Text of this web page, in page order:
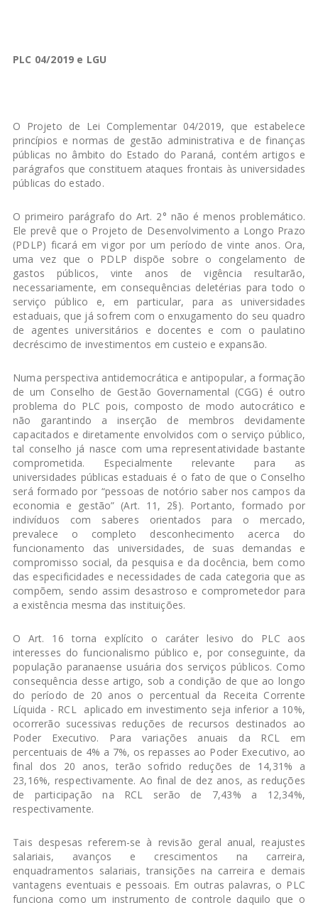
PLC 04/2019 e LGU
O Projeto de Lei Complementar 04/2019, que estabelece
princípios e normas de gestão administrativa e de finanças
públicas no âmbito do Estado do Paraná, contém artigos e
parágrafos que constituem ataques frontais às universidades
públicas do estado.
O primeiro parágrafo do Art. 2° não é menos problemático.
Ele prevê que o Projeto de Desenvolvimento a Longo Prazo
(PDLP) ficará em vigor por um período de vinte anos. Ora,
uma vez que o PDLP dispõe sobre o congelamento de
gastos públicos, vinte anos de vigência resultarão,
necessariamente, em consequências deletérias para todo o
serviço público e, em particular, para as universidades
estaduais, que já sofrem com o enxugamento do seu quadro
de agentes universitários e docentes e com o paulatino
decréscimo de investimentos em custeio e expansão.
Numa perspectiva antidemocrática e antipopular, a formação
de um Conselho de Gestão Governamental (CGG) é outro
problema do PLC pois, composto de modo autocrático e
não garantindo a inserção de membros devidamente
capacitados e diretamente envolvidos com o serviço público,
tal conselho já nasce com uma representatividade bastante
comprometida. Especialmente relevante para as
universidades públicas estaduais é o fato de que o Conselho
será formado por “pessoas de notório saber nos campos da
economia e gestão” (Art. 11, 2§). Portanto, formado por
indivíduos com saberes orientados para o mercado,
prevalece o completo desconhecimento acerca do
funcionamento das universidades, de suas demandas e
compromisso social, da pesquisa e da docência, bem como
das especificidades e necessidades de cada categoria que as
compõem, sendo assim desastroso e comprometedor para
a existência mesma das instituições.
O Art. 16 torna explícito o caráter lesivo do PLC aos
interesses do funcionalismo público e, por conseguinte, da
população paranaense usuária dos serviços públicos. Como
consequência desse artigo, sob a condição de que ao longo
do período de 20 anos o percentual da Receita Corrente
Líquida - RCL aplicado em investimento seja inferior a 10%,
ocorrerão sucessivas reduções de recursos destinados ao
Poder Executivo. Para variações anuais da RCL em
percentuais de 4% a 7%, os repasses ao Poder Executivo, ao
final dos 20 anos, terão sofrido reduções de 14,31% a
23,16%, respectivamente. Ao final de dez anos, as reduções
de participação na RCL serão de 7,43% a 12,34%,
respectivamente.
Tais despesas referem-se à revisão geral anual, reajustes
salariais, avanços e crescimentos na carreira,
enquadramentos salariais, transições na carreira e demais
vantagens eventuais e pessoais. Em outras palavras, o PLC
funciona como um instrumento de controle daquilo que o